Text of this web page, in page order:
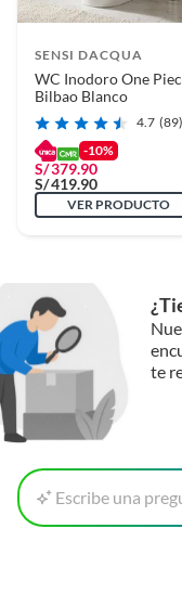
SENSI DACQUA
WC Inodoro One
Bilbao Blanco
4.7 (89)
-10%
S/379.90
S/419.90
VER PRODUCTO
te
Escribe una